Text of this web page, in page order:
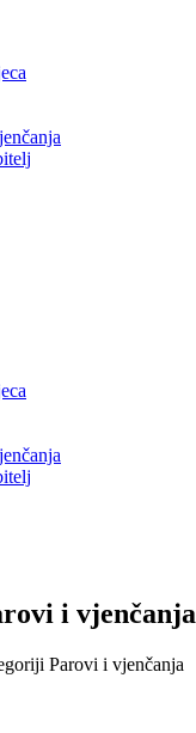
i vjenčanja
Parovi i vjenčanja